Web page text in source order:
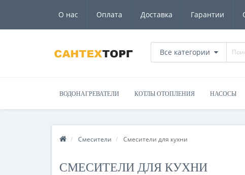
О нас Оплата Доставка Гарантии
Все категории
ВОДОНАГРЕВАТЕЛИ КОТЛЫ ОТОПЛЕНИЯ НАСОСЫ
Смесители Смесители для кухни
СМЕСИТЕЛИ ДЛЯ КУХНИ